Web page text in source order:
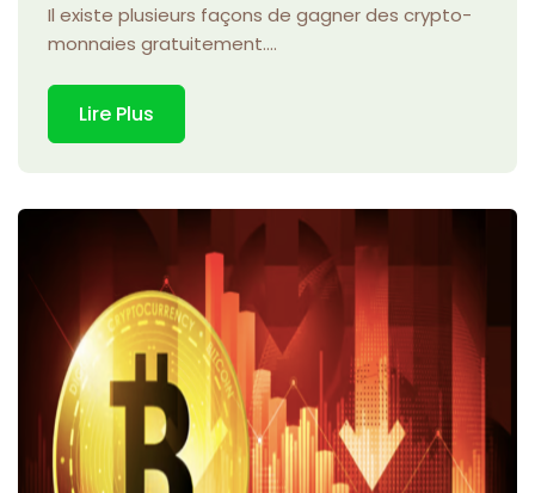
Il existe plusieurs façons de gagner des crypto-
monnaies gratuitement....
Lire Plus